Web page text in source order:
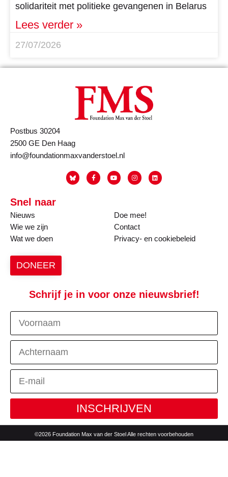
solidariteit met politieke gevangenen in Belarus
Lees verder »
27/07/2026
Postbus 30204
2500 GE Den Haag
info@foundationmaxvanderstoel.nl
Snel naar
Nieuws
Wie we zijn
Wat we doen
Doe mee!
Contact
Privacy- en cookiebeleid
DONEER
Schrijf je in voor onze nieuwsbrief!
INSCHRIJVEN
©2026 Foundation Max van der Stoel Alle rechten voorbehouden